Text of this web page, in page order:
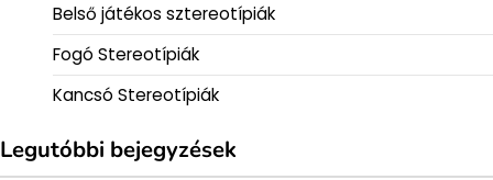
Belső játékos sztereotípiák
Fogó Stereotípiák
Kancsó Stereotípiák
Legutóbbi bejegyzések